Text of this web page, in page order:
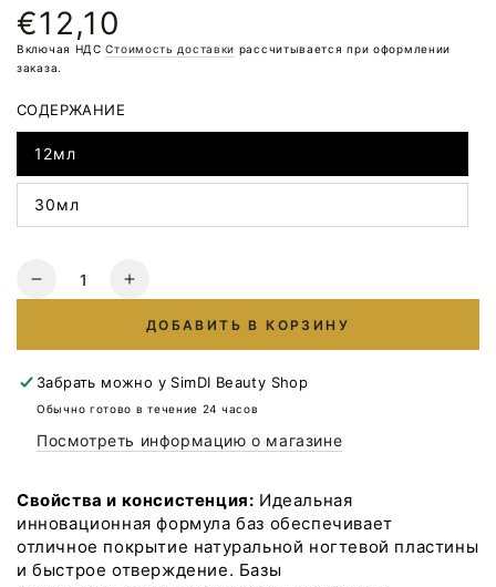
Обычная
цена
€12,10
Включая НДССтоимость доставки рассчитывается при оформлении
заказа.
СОДЕРЖАНИЕ
12мл
30мл
Количество
Уменьшите
Cover
Base
Азарт
ФОРМУЛА
Увеличьте
для
Cover
Base
Азарт
ФОРМУЛА
ДОБАВИТЬ В КОРЗИНУ
Забрать можно у SimDI Beauty Shop
Обычно готово в течение 24 часов
Посмотреть информацию о магазине
Свойства и консистенция: Идеальная
инновационная формула баз обеспечивает
отличное покрытие натуральной ногтевой пластины
и быстрое отверждение. Базы